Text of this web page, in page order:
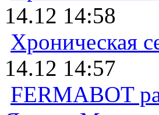
14.12 14:58
Хроническая
14.12 14:57
FERMABOT